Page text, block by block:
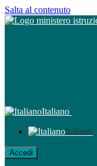
Salta al contenuto
Italiano
Italiano
Accedi